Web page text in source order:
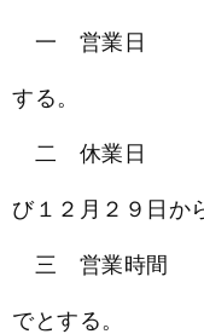
一 営業日 ：
する。
二 休業日 ：
び１２月２９日か
三 営業時間
でとする。